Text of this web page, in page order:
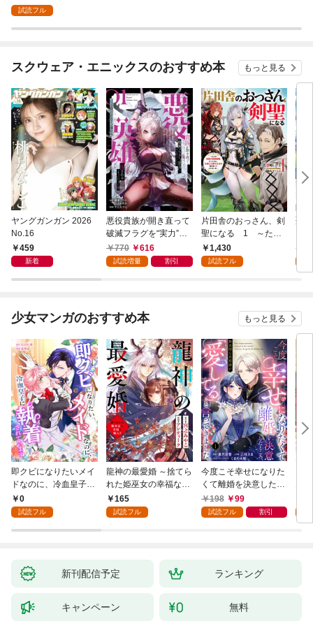
試読フル
スクウェア・エニックスのおすすめ本 もっと見る
ヤングガンガン 2026
No.16
459
新着
悪役貴族が開き直って
破滅フラグを“実力”で
叩き折っていたら、い
つの間にかヒロイン達
770 616
試読増量 割引
片田舎のおっさん、剣
聖になる 1 ～ただ
の田舎の剣術師範だっ
たのに、大成した弟子
1,430
試読フル
聖
巻
少女マンガのおすすめ本 もっと見る
即クビになりたいメイ
ドなのに、冷血皇子に
執着されています第1
話
0
試読フル
龍神の最愛婚 ～捨てら
れた姫巫女の幸福な嫁
入り～: 1
165
試読フル
今度こそ幸せになりた
くて離婚を決意したと
ころ、無表情な旦那様
が「愛してる」と言っ
198 99
試読フル 割引
新刊配信予定 ランキング
キャンペーン 無料